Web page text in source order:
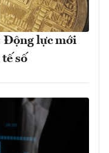
Động lực mới
số